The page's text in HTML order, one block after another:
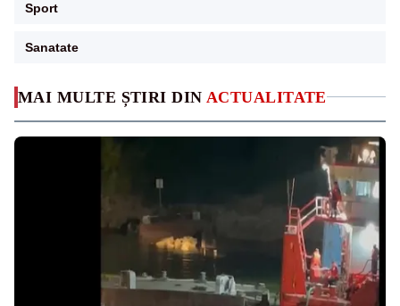
MAI MULTE ȘTIRI DIN ACTUALITATE
Sport
Sanatate